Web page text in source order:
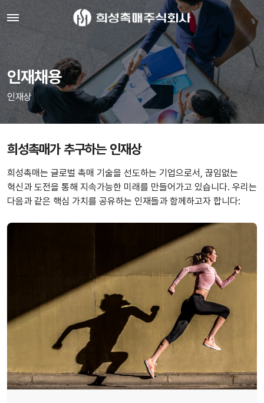
인재채용
인재상
희성촉매가 추구하는 인재상
희성촉매는 글로벌 촉매 기술을 선도하는 기업으로서, 끊임없는
혁신과 도전을 통해 지속가능한 미래를 만들어가고 있습니다. 우리는
다음과 같은 핵심 가치를 공유하는 인재들과 함께하고자 합니다: